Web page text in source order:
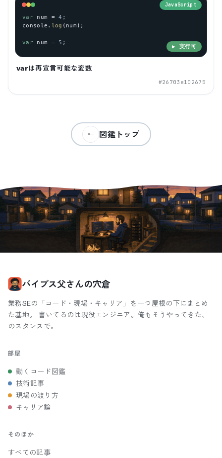
JavaScript
var num = 4 ;
console . log ( num );
var num = 5 ;
▶ 実行可
varは再宣言可能な変数
#26703e102675
← 図鑑トップ
バイブス父さんの穴倉
業務SEの「コード・現場・キャリア」を一つ屋根の下にまとめ
た基地。 書いてるのは現役エンジニア。俺もそうやってきた、
のスタンスで。
部屋
動くコード図鑑
技術記事
現場の渡り方
キャリア論
そのほか
すべての記事